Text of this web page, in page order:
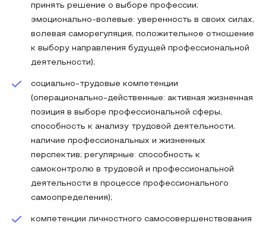
принять решение о выборе профессии;
эмоционально-волевые: уверенность в своих силах,
волевая саморегуляция, положительное отношение
к выбору направления будущей профессиональной
деятельности);
социально-трудовые компетенции
(операционально-действенные: активная жизненная
позиция в выборе профессиональной сферы,
способность к анализу трудовой деятельности,
наличие профессиональных и жизненных
перспектив; регулярные: способность к
самоконтролю в трудовой и профессиональной
деятельности в процессе профессионального
самоопределения);
компетенции личностного самосовершенствования